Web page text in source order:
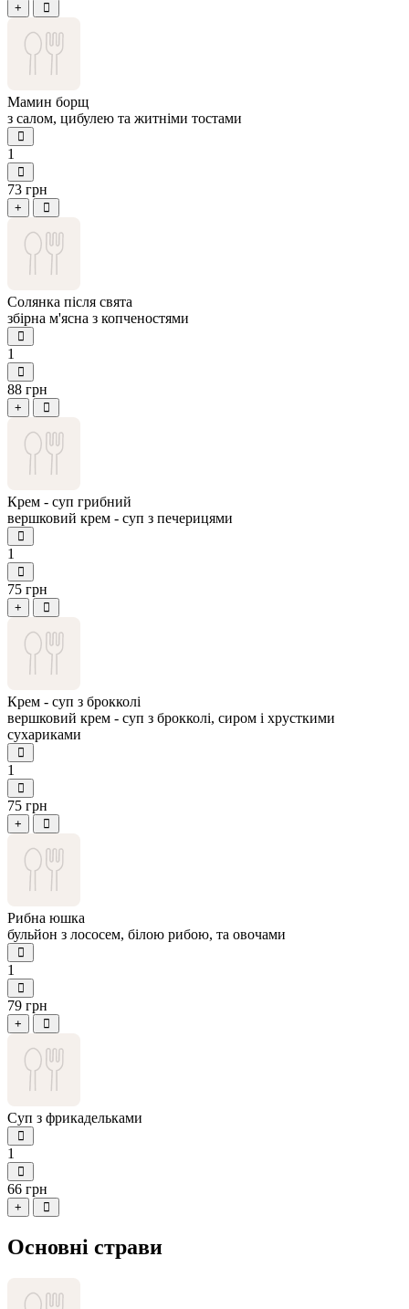
+
Мамин борщ
з салом, цибулею та житніми тостами
1
73 грн
+
Солянка після свята
збірна м'ясна з копченостями
1
88 грн
+
Крем - суп грибний
вершковий крем - суп з печерицями
1
75 грн
+
Крем - суп з брокколі
вершковий крем - суп з брокколі, сиром і хрусткими
сухариками
1
75 грн
+
Рибна юшка
бульйон з лососем, білою рибою, та овочами
1
79 грн
+
Суп з фрикадельками
1
66 грн
+
Основні страви